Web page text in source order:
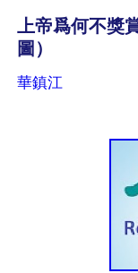
上帝爲何不獎
圖）
華鎮江